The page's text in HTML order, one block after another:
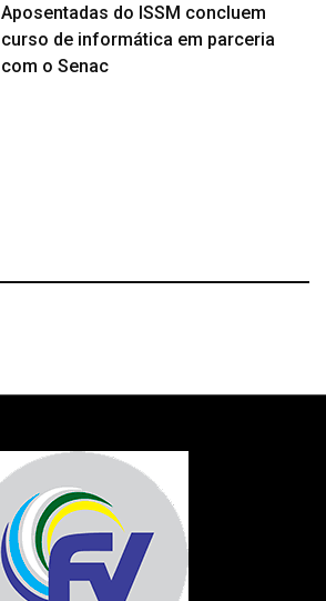
Aposentadas do ISSM concluem
curso de informática em parceria
com o Senac